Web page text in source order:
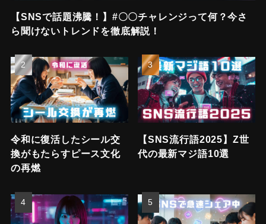
【SNSで話題沸騰！】#〇〇チャレンジって何？今さ
ら聞けないトレンドを徹底解説！
令和に復活したシール交
換がもたらすピース文化
の再燃
【SNS流行語2025】Z世
代の最新マジ語10選